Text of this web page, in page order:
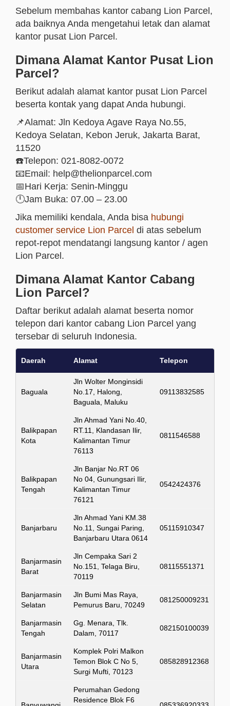
Sebelum membahas kantor cabang Lion Parcel,
ada baiknya Anda mengetahui letak dan alamat
kantor pusat Lion Parcel.
Dimana Alamat Kantor Pusat Lion
Parcel?
Berikut adalah alamat kantor pusat Lion Parcel
beserta kontak yang dapat Anda hubungi.
📌Alamat: Jln Kedoya Agave Raya No.55,
Kedoya Selatan, Kebon Jeruk, Jakarta Barat,
11520
☎️Telepon: 021-8082-0072
📧Email: help@thelionparcel.com
📅Hari Kerja: Senin-Minggu
🕛Jam Buka: 07.00 – 23.00
Jika memiliki kendala, Anda bisa hubungi
customer service Lion Parcel di atas sebelum
repot-repot mendatangi langsung kantor / agen
Lion Parcel.
Dimana Alamat Kantor Cabang
Lion Parcel?
Daftar berikut adalah alamat beserta nomor
telepon dari kantor cabang Lion Parcel yang
tersebar di seluruh Indonesia.
Daerah Alamat Telepon
Baguala
Jln Wolter Monginsidi
No.17, Halong,
Baguala, Maluku
09113832585
Balikpapan
Kota
Jln Ahmad Yani No.40,
RT.11, Klandasan Ilir,
Kalimantan Timur
76113
0811546588
Balikpapan
Tengah
Jln Banjar No.RT 06
No 04, Gunungsari Ilir,
Kalimantan Timur
76121
0542424376
Banjarbaru
Jln Ahmad Yani KM.38
No.11, Sungai Paring,
Banjarbaru Utara 0614
05115910347
Banjarmasin
Barat
Jln Cempaka Sari 2
No.151, Telaga Biru,
70119
08115551371
Banjarmasin
Selatan
Jln Bumi Mas Raya,
Pemurus Baru, 70249
081250009231
Banjarmasin
Tengah
Gg. Menara, Tlk.
Dalam, 70117
082150100039
Banjarmasin
Utara
Komplek Polri Malkon
Temon Blok C No 5,
Surgi Mufti, 70123
085828912368
Perumahan Gedong
Residence Blok F6